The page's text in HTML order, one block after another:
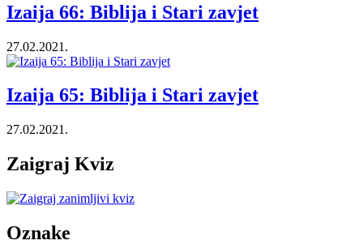
Izaija 66: Biblija i Stari zavjet
27.02.2021.
Izaija 65: Biblija i Stari zavjet
27.02.2021.
Zaigraj Kviz
Oznake